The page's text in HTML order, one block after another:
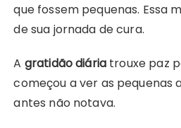
que fossem pequenas. Essa
de sua jornada de cura.
A gratidão diária trouxe paz
começou a ver as pequenas
antes não notava.